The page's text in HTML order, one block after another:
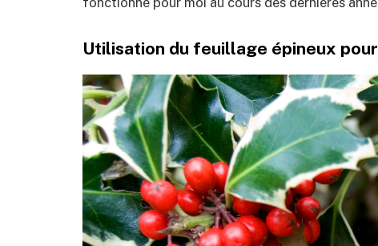
Utilisation du feuillage épineux